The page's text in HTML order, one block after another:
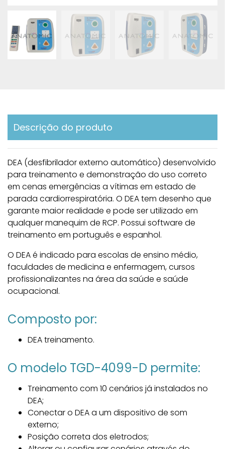
Descrição do produto
DEA (desfibrilador externo automático) desenvolvido
para treinamento e demonstração do uso correto
em cenas emergências a vítimas em estado de
parada cardiorrespiratória. O DEA tem desenho que
garante maior realidade e pode ser utilizado em
qualquer manequim de RCP. Possui software de
treinamento em português e espanhol.
O DEA é indicado para escolas de ensino médio,
faculdades de medicina e enfermagem, cursos
profissionalizantes na área da saúde e saúde
ocupacional.
Composto por:
DEA treinamento.
O modelo TGD-4099-D permite:
Treinamento com 10 cenários já instalados no
DEA;
Conectar o DEA a um dispositivo de som
externo;
Posição correta dos eletrodos;